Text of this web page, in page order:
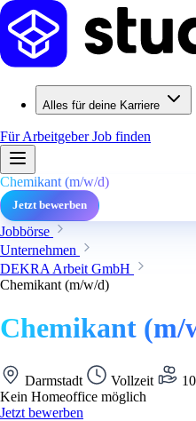
Alles für deine Karriere
Für ArbeitgeberJob finden
Chemikant (m/w/d)
Jetzt bewerben
Jobbörse
Unternehmen
DEKRA Arbeit GmbH
Chemikant (m/w/d)
Chemikant (m/
Darmstadt Vollzeit
Kein Homeoffice möglich
Jetzt bewerben